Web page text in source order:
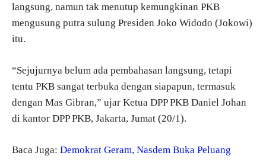
langsung, namun tak menutup kemungkinan PKB
mengusung putra sulung Presiden Joko Widodo (Jokowi)
itu.
“Sejujurnya belum ada pembahasan langsung, tetapi
tentu PKB sangat terbuka dengan siapapun, termasuk
dengan Mas Gibran,” ujar Ketua DPP PKB Daniel Johan
di kantor DPP PKB, Jakarta, Jumat (20/1).
Baca Juga: Demokrat Geram, Nasdem Buka Peluang